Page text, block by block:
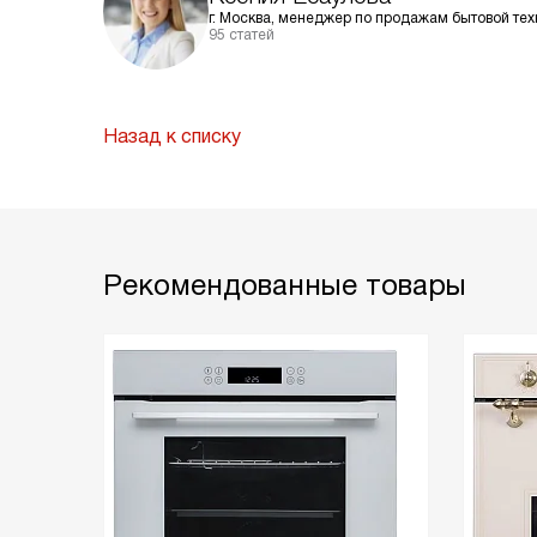
г. Москва, менеджер по продажам бытовой
95 статей
Назад к списку
Рекомендованные товары